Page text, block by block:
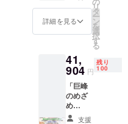
史があ
す。そ
のパ
ら「魔
法の
ハー
ブ」と
呼ばれ
てきま
した。
大学
大学院
授 兼
任）が
ご相談
させて
もらい
ます。
５％OF
Premiu
m」×１
箱＋
「巨峰
め
Premiu
m」サ
ンプル×
１袋
サービ
ス
詳細を見る
リ
タ
ー
ン
を
選
択
す
る
41,
904 円
残り
100
「巨峰
のめざ
め
Premiu
支援